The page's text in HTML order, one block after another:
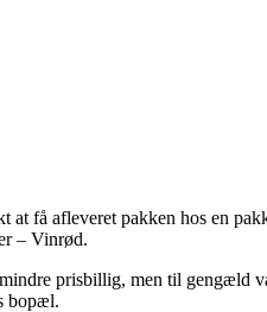
få afleveret pakken hos en
– Vinrød.
prisbillig, men til
bopæl.